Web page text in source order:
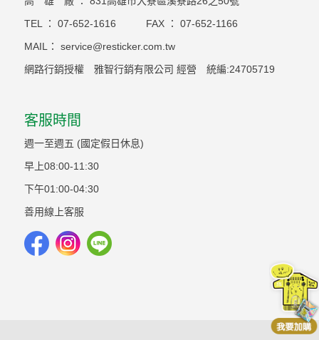
TEL ： 07-652-1616 FAX ： 07-652-1166
MAIL： service@resticker.com.tw
網路行銷授權 雅智行銷有限公司 經營 統編:24705719
客服時間
週一至週五 (國定假日休息)
早上08:00-11:30
下午01:00-04:30
善用線上客服